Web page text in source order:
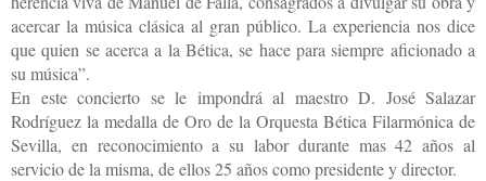
acercar la música clásica al gran público. La experiencia nos dice
que quien se acerca a la Bética, se hace para siempre aficionado a
su música”.
En este concierto se le impondrá al maestro D. José Salazar
Rodríguez la medalla de Oro de la Orquesta Bética Filarmónica de
Sevilla, en reconocimiento a su labor durante mas 42 años al
servicio de la misma, de ellos 25 años como presidente y director.